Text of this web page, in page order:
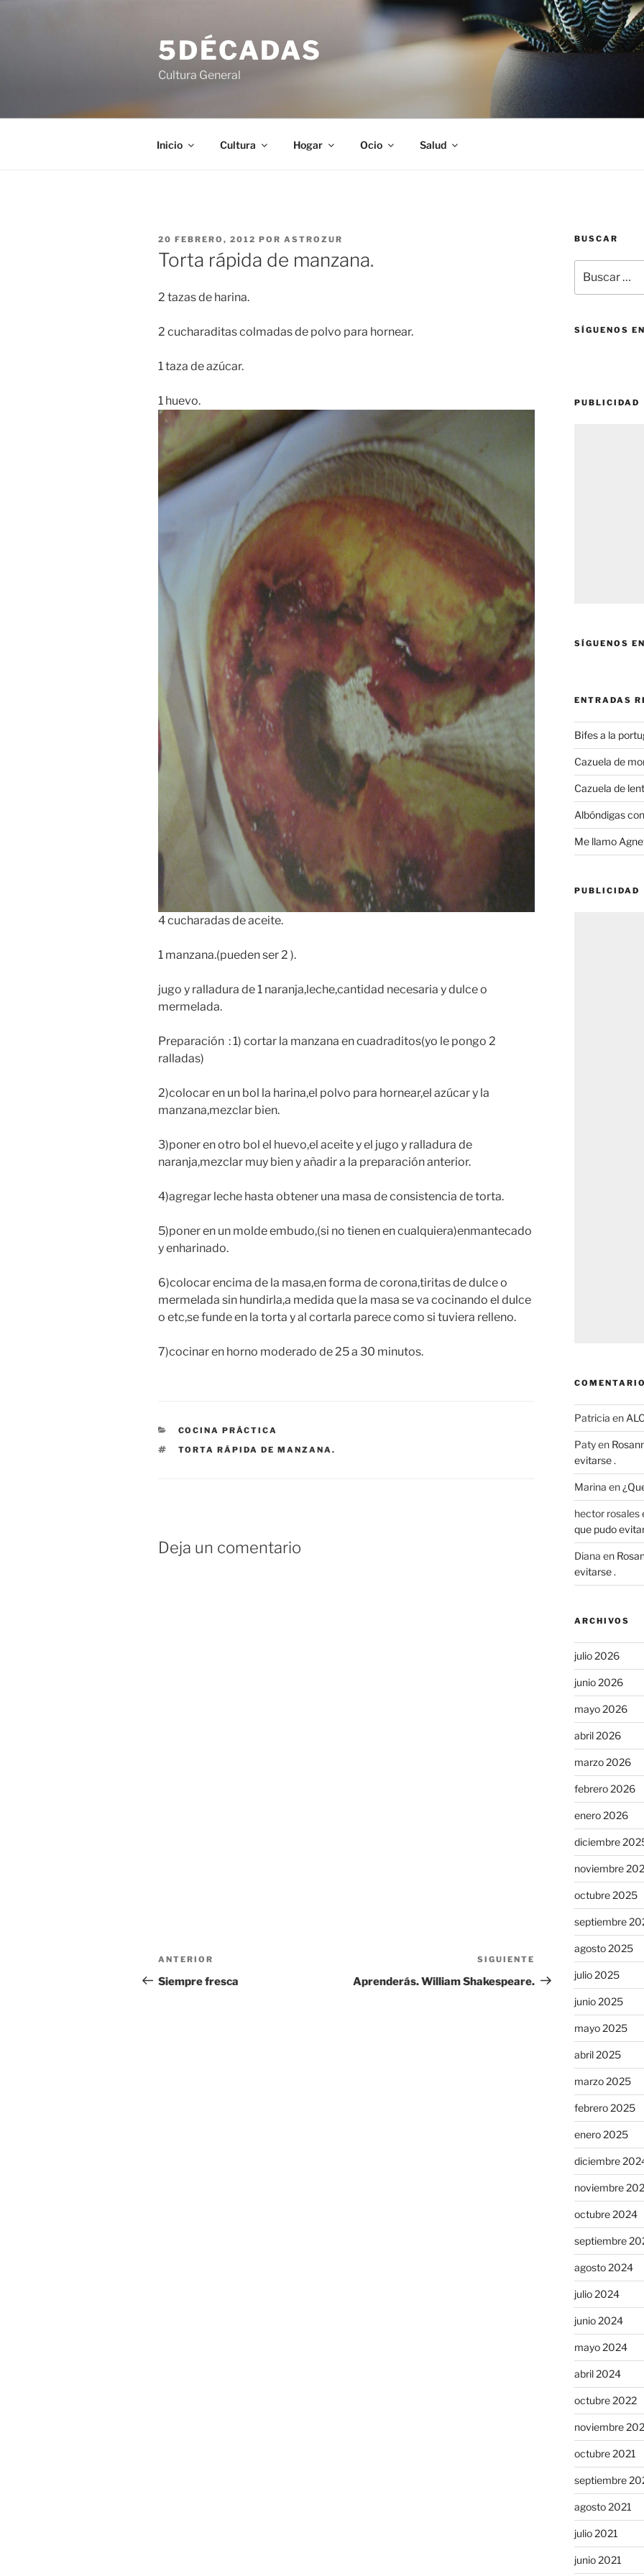
5DÉCADAS
Cultura General
Inicio Cultura Hogar Ocio Salud
PUBLICADO
EL
20 FEBRERO, 2012 POR ASTROZUR
Torta rápida de manzana.
2 tazas de harina.
2 cucharaditas colmadas de polvo para hornear.
1 taza de azúcar.
1 huevo.
4 cucharadas de aceite.
1 manzana.(pueden ser 2 ).
jugo y ralladura de 1 naranja,leche,cantidad necesaria y dulce o
mermelada.
Preparación : 1) cortar la manzana en cuadraditos(yo le pongo 2
ralladas)
2)colocar en un bol la harina,el polvo para hornear,el azúcar y la
manzana,mezclar bien.
3)poner en otro bol el huevo,el aceite y el jugo y ralladura de
naranja,mezclar muy bien y añadir a la preparación anterior.
4)agregar leche hasta obtener una masa de consistencia de torta.
5)poner en un molde embudo,(si no tienen en cualquiera)enmantecado
y enharinado.
6)colocar encima de la masa,en forma de corona,tiritas de dulce o
mermelada sin hundirla,a medida que la masa se va cocinando el dulce
o etc,se funde en la torta y al cortarla parece como si tuviera relleno.
7)cocinar en horno moderado de 25 a 30 minutos.
CATEGORÍAS
COCINA PRÁCTICA
ETIQUETAS
TORTA RÁPIDA DE MANZANA.
Deja un comentario
Navegación
de
Entrada
anterior:
ANTERIOR
Siempre fresca
Siguiente
entrada
SIGUIENTE
Aprenderás. William Shakespeare.
BUSCAR
por:
SÍGUENOS
PUBLICIDAD
SÍGUENOS
ENTRADAS
Bifes a la
Cazuela de
Cazuela de
Albóndigas
Me llamo
PUBLICIDAD
Patricia en
Patyen
evitarse .
Marina en
hector rosales
que pudo
Diana en
evitarse .
ARCHIVOS
julio 2026
junio 2026
mayo 2026
abril 2026
marzo 2026
febrero 2026
enero 2026
diciembre
noviembre
octubre 2025
septiembre
agosto 2025
julio 2025
junio 2025
mayo 2025
abril 2025
marzo 2025
febrero 2025
enero 2025
diciembre
noviembre
octubre 2024
septiembre
agosto 2024
julio 2024
junio 2024
mayo 2024
abril 2024
octubre 2022
noviembre
octubre 2021
septiembre
agosto 2021
julio 2021
junio 2021